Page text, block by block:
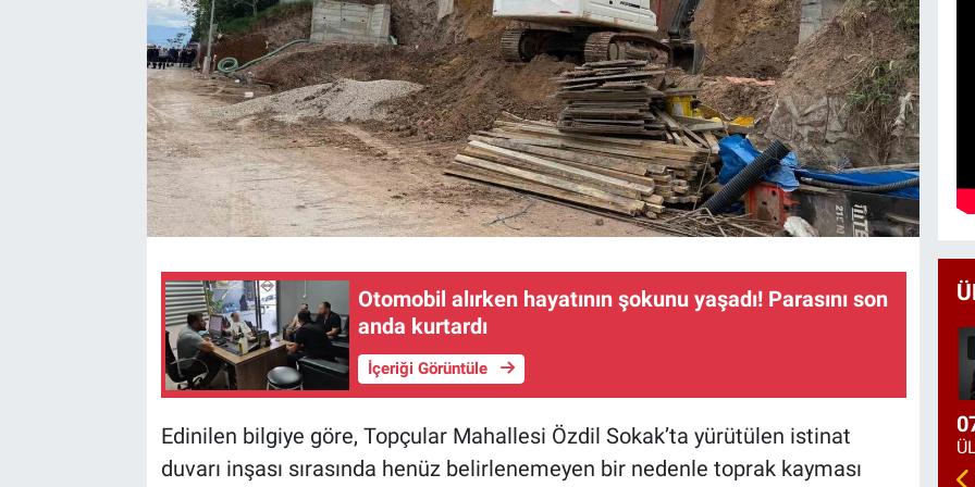
Otomobil alırken hayatının şokunu yaşadı! Parasını son
anda kurtardı
İçeriği Görüntüle
Edinilen bilgiye göre, Topçular Mahallesi Özdil Sokak’ta yürütülen istinat
duvarı inşası sırasında henüz belirlenemeyen bir nedenle toprak kayması